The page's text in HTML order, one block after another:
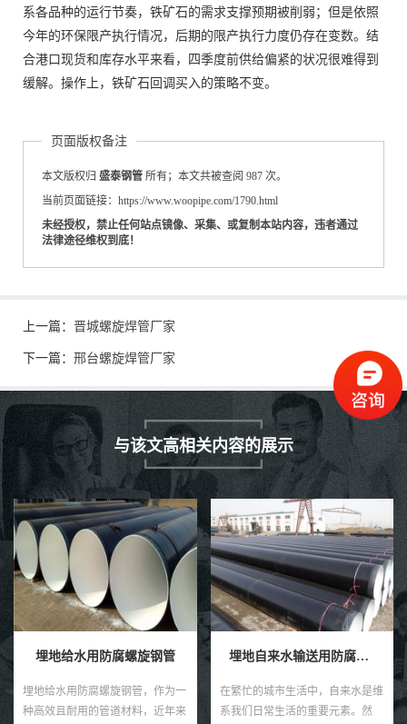
系各品种的运行节奏，铁矿石的需求支撑预期被削弱；但是依照
今年的环保限产执行情况，后期的限产执行力度仍存在变数。结
合港口现货和库存水平来看，四季度前供给偏紧的状况很难得到
缓解。操作上，铁矿石回调买入的策略不变。
页面版权备注
本文版权归 盛泰钢管 所有；本文共被查阅 987 次。
当前页面链接：https://www.woopipe.com/1790.html
未经授权，禁止任何站点镜像、采集、或复制本站内容，违者通过
法律途径维权到底！
上一篇： 晋城螺旋焊管厂家
下一篇： 邢台螺旋焊管厂家
与该文高相关内容的展示
埋地给水用防腐螺旋钢管
埋地给水用防腐螺旋钢管，作为一
种高效且耐用的管道材料，近年来
埋地自来水输送用防腐钢管
在繁忙的城市生活中，自来水是维
系我们日常生活的重要元素。然